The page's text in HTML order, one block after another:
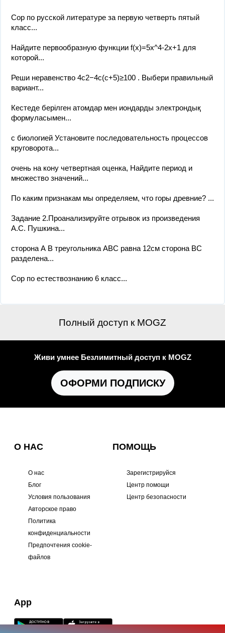
Сор по русской литературе за первую четверть пятый
класс...
Найдите первообразную функции f(x)=5x^4-2x+1 для
которой...
Реши неравенство 4c2−4c(c+5)≥100 . Выбери правильный
вариант...
Кестеде берілген атомдар мен иондарды электрондық
формуласымен...
с биологией Установите последовательность процессов
круговорота...
очень на кону четвертная оценка, Найдите период и
множество значений...
По каким признакам мы определяем, что горы древние? ​...
Задание 2.Проанализируйте отрывок из произведения
А.С. Пушкина...
сторона А В треугольника АВС равна 12см сторона ВС
разделена...
Сор по естествознанию 6 класс​...
Полный доступ к MOGZ
Живи умнее Безлимитный доступ к MOGZ
ОФОРМИ ПОДПИСКУ
О НАС
О нас
Блог
Условия пользования
Авторское право
Политика
конфиденциальности
Предпочтения cookie-
файлов
ПОМОЩЬ
Зарегистрируйся
Центр помощи
Центр безопасности
App